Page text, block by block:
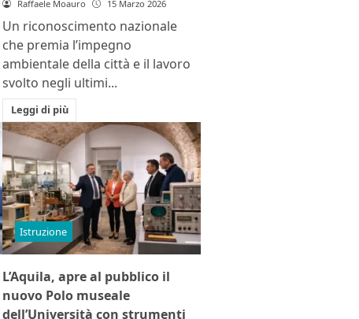
Raffaele Moauro 15 Marzo 2026
Un riconoscimento nazionale
che premia l’impegno
ambientale della città e il lavoro
svolto negli ultimi...
Leggi di più
Istruzione
L’Aquila, apre al pubblico il
nuovo Polo museale
dell’Università con strumenti